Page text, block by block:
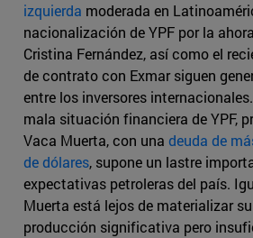
izquierda moderada en
nacionalización de YPF por la
Cristina Fernández, así como el
de contrato con Exmar siguen
entre los inversores
mala situación financiera de YPF,
Vaca Muerta, con una deuda de
de dólares, supone un lastre
expectativas petroleras del país.
Muerta está lejos de materializar
producción significativa pero